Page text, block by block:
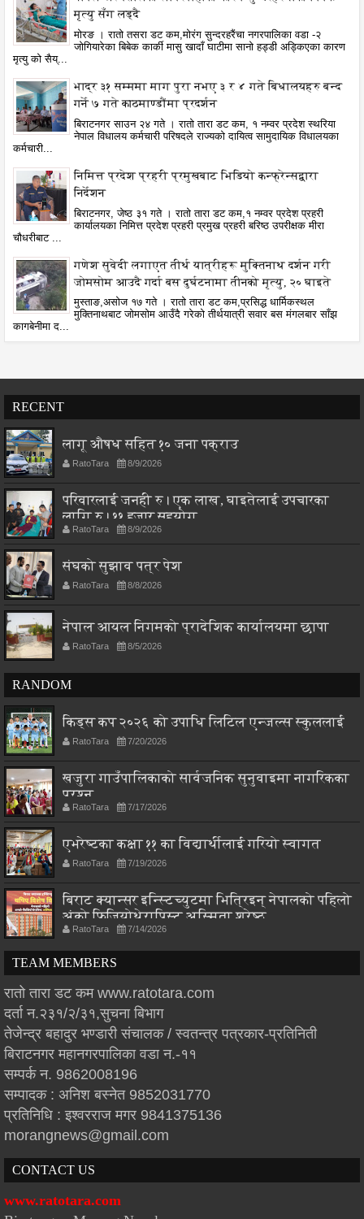
मृत्यु सँग लड्दै
मोरङ । रातो तसरा डट कम,मोरंग सुन्दरहरैंचा नगरपालिका वडा -२
जोगियारेका बिबेक कार्की मासु खादाँ घाटीमा सानो हड्डी अड्किएका कारण
मृत्यु को सैय्...
भाद्र ३१ सम्ममा माग पुरा नभए ३ र ४ गते बिधालयहरु बन्द
गर्ने ७ गते काठमाण्डौंमा प्रदर्शन
बिराटनगर साउन २४ गते । रातो तारा डट कम, १ नम्वर प्रदेश स्थरिया
नेपाल विधालय कर्मचारी परिषदले राज्यको दायित्व सामुदायिक विधालयका
कर्मचारी...
निमित्त प्रदेश प्रहरी प्रमुखबाट भिडियो कन्फ्रेन्सद्वारा
निर्देशन
बिराटनगर, जेष्ठ ३१ गते । रातो तारा डट कम,१ नम्वर प्रदेश प्रहरी
कार्यालयका निमित्त प्रदेश प्रहरी प्रमुख प्रहरी बरिष्ठ उपरीक्षक मीरा
चौधरीबाट ...
गणेश सुवेदी लगाएत तीर्थ यात्रीहरू मुक्तिनाथ दर्शन गरी
जोमसोम आउदै गर्दा बस दुर्घटनामा तीनको मृत्यु, २० घाइते
मुस्ताङ,असोज १७ गते । रातो तारा डट कम,प्रसिद्ध धार्मिकस्थल
मुक्तिनाथबाट जोमसोम आउँदै गरेको तीर्थयात्री सवार बस मंगलबार साँझ
कागबेनीमा द...
RECENT
लागू औषध सहित १० जना पक्राउ
RatoTara 8/9/2026
परिवारलाई जनही रु। एक लाख, घाइतेलाई उपचारका
लागि रु। ११ हजार सहयोग
RatoTara 8/9/2026
संघको सुझाव पत्र पेश
RatoTara 8/8/2026
नेपाल आयल निगमको प्रादेशिक कार्यालयमा छापा
RatoTara 8/5/2026
RANDOM
किड्स कप २०२६ को उपाधि लिटिल एन्जल्स स्कुललाई
RatoTara 7/20/2026
खजुरा गाउँपालिकाको सार्वजनिक सुनुवाइमा नागरिकका
प्रश्न
RatoTara 7/17/2026
एभरेष्टका कक्षा ११ का विद्यार्थीलाई गरियो स्वागत
RatoTara 7/19/2026
बिराट क्यान्सर इन्स्टिच्युटमा भित्रिइन् नेपालको पहिलो
अंको फिजियोथेरापिस्ट अस्मिता श्रेष्ठ
RatoTara 7/14/2026
TEAM MEMBERS
रातो तारा डट कम www.ratotara.com
दर्ता न.२३१/२/३१,सुचना बिभाग
तेजेन्द्र बहादुर भण्डारी संचालक / स्वतन्त्र पत्रकार-प्रतिनिती
बिराटनगर महानगरपालिका वडा न.-११
सम्पर्क न. 9862008196
सम्पादक : अनिश बस्नेत 9852031770
प्रतिनिधि : इश्वरराज मगर 9841375136
morangnews@gmail.com
CONTACT US
www.ratotara.com